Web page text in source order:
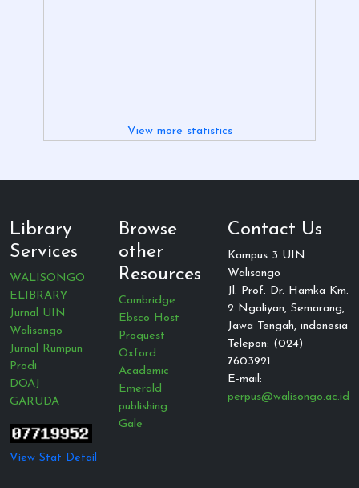
View more statistics
Library
Services
WALISONGO
ELIBRARY
Jurnal UIN
Walisongo
Jurnal Rumpun
Prodi
DOAJ
GARUDA
View Stat Detail
Browse
other
Resources
Cambridge
Ebsco Host
Proquest
Oxford
Academic
Emerald
publishing
Gale
Contact Us
Kampus 3 UIN
Walisongo
Jl. Prof. Dr. Hamka Km.
2 Ngaliyan, Semarang,
Jawa Tengah, indonesia
Telepon: (024)
7603921
E-mail:
perpus@walisongo.ac.id